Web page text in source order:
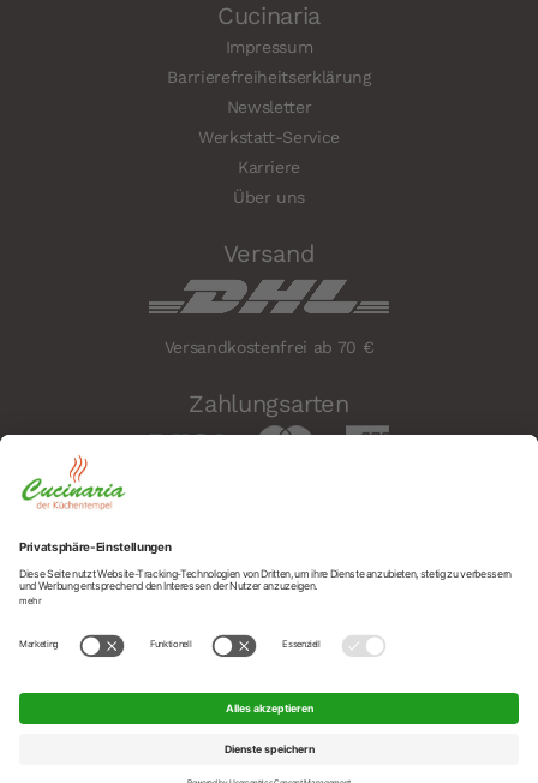
Cucinaria
Impressum
Barrierefreiheitserklärung
Newsletter
Werkstatt-Service
Karriere
Über uns
Versand
Versandkostenfrei ab 70 €
Zahlungsarten
Sicherheit
Social